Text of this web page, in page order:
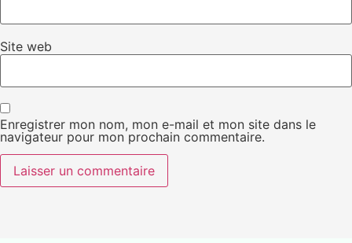
Site web
Enregistrer mon nom, mon e-mail et mon site dans le
navigateur pour mon prochain commentaire.